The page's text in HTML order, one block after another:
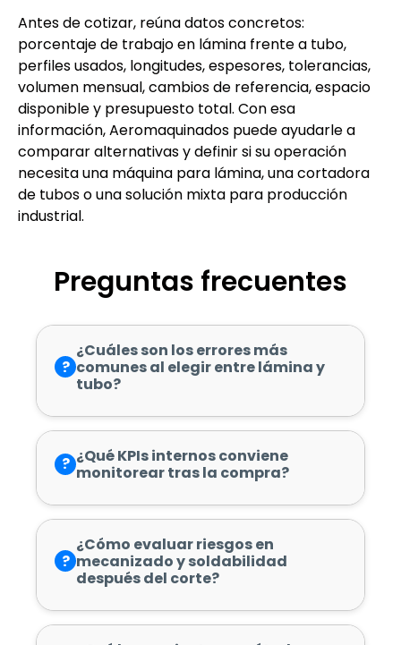
Antes de cotizar, reúna datos concretos:
porcentaje de trabajo en lámina frente a tubo,
perfiles usados, longitudes, espesores, tolerancias,
volumen mensual, cambios de referencia, espacio
disponible y presupuesto total. Con esa
información, Aeromaquinados puede ayudarle a
comparar alternativas y definir si su operación
necesita una máquina para lámina, una cortadora
de tubos o una solución mixta para producción
industrial.
Preguntas frecuentes
?
¿Cuáles son los errores más
comunes al elegir entre lámina y
tubo?
? ¿Qué KPIs internos conviene
monitorear tras la compra?
?
¿Cómo evaluar riesgos en
mecanizado y soldabilidad
después del corte?